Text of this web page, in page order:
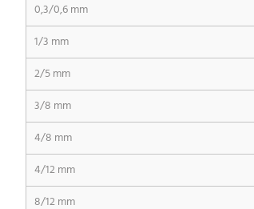
0,3/0,6 mm
1/3 mm
2/5 mm
3/8 mm
4/8 mm
4/12 mm
8/12 mm